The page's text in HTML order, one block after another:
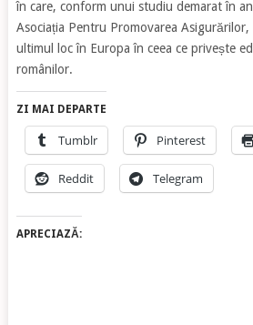
în care, conform unui studiu demarat în
Asociația Pentru Promovarea Asigurărilor,
ultimul loc în Europa în ceea ce privește
românilor.
ZI MAI DEPARTE
Tumblr Pinterest
Reddit Telegram
APRECIAZĂ: